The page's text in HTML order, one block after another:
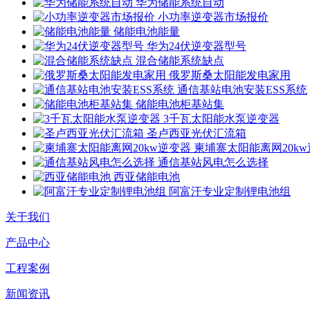
华为储能系统自动
小功率逆变器市场报价
储能电池能量
华为24伏逆变器型号
混合储能系统缺点
俄罗斯桑太阳能发电家用
通信基站电池安装ESS系统
储能电池柜基站集
3千瓦太阳能水泵逆变器
圣卢西亚光伏汇流箱
柬埔寨太阳能离网
通信基站风电怎么选择
西亚储能电池
阿富汗专业定制锂电池组
关于我们
产品中心
工程案例
新闻资讯